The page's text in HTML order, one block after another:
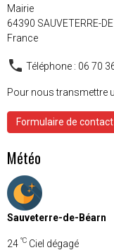
Mairie
64390 SAUVETERRE-
France
Téléphone : 06 70
Pour nous transmettre
Formulaire de contact
Météo
Sauveterre-de-Béarn
24 °C Ciel dégagé